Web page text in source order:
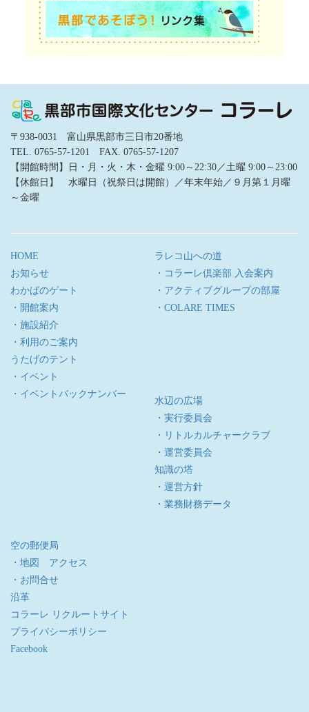
〒938-0031 富山県黒部市三日市20番地
TEL. 0765-57-1201 FAX. 0765-57-1207
【開館時間】日・月・火・木・金曜 9:00～22:30／土曜 9:00～23:00
【休館日】 水曜日（祝祭日は開館）／年末年始／９月第１月曜
～金曜
HOME
お知らせ
わかばのゲート
・開館案内
・施設紹介
・利用のご案内
うたげのテント
・イベント
・イベントバックナンバー
ラレコ山への道
・コラーレ倶楽部 入会案内
・アクティブグループの部屋
・COLARE TIMES
水辺の広場
・実行委員会
・リトルカルチャークラブ
・運営委員会
知識の塔
・運営方針
・業務財務データ
空の郵便局
・地図 アクセス
・お問合せ
沿革
コラーレ リクルートサイト
プライバシーポリシー
Facebook